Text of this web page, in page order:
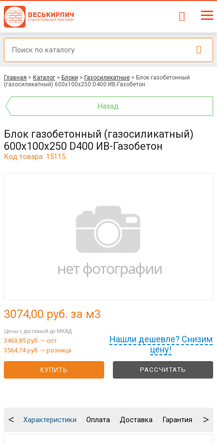
Главная > Каталог > Блоки > Газосиликатные > Блок газобетонный
(газосиликатный) 600x100х250 D400 ИВ-Газобетон
Назад
Блок газобетонный (газосиликатный)
600x100х250 D400 ИВ-Газобетон
Код товара: 15115
Нашли дешевле? Снизим
цену!
3074,00 руб. за м3
Цены с доставкой до МКАД
3463,85 руб. — опт
3564,74 руб. — розница
КУПИТЬ РАССЧИТАТЬ
Характеристики Оплата Доставка Гарантия
< >